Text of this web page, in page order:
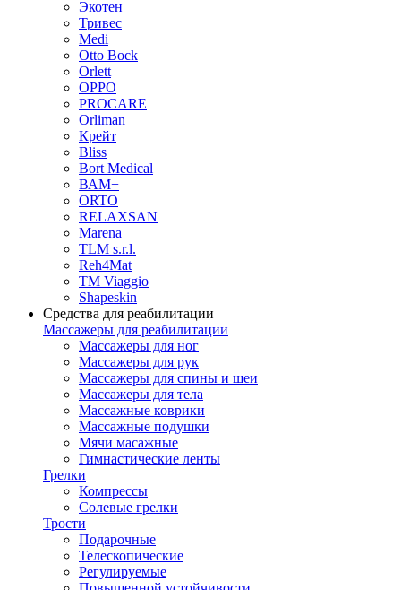
Экотен
Тривес
Medi
Otto Bock
Orlett
OPPO
PROCARE
Orliman
Крейт
Bliss
Bort Medical
ВАМ+
ORTO
RELAXSAN
Marena
TLM s.r.l.
Reh4Mat
TM Viaggio
Shapeskin
Средства для реабилитации
Массажеры для реабилитации
Массажеры для ног
Массажеры для рук
Массажеры для спины и шеи
Массажеры для тела
Массажные коврики
Массажные подушки
Мячи масажные
Гимнастические ленты
Грелки
Компрессы
Солевые грелки
Трости
Подарочные
Телескопические
Регулируемые